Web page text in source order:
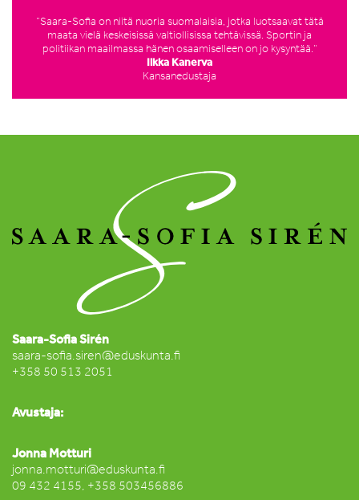
”Saara-Sofia on niitä nuoria suomalaisia, jotka luotsaavat tätä
maata vielä keskeisissä valtiollisissa tehtävissä. Sportin ja
politiikan maailmassa hänen osaamiselleen on jo kysyntää.”
Ilkka Kanerva
Kansanedustaja
Saara-Sofia Sirén
saara-sofia.siren@eduskunta.fi
+358 50 513 2051
Avustaja:
Jonna Motturi
jonna.motturi@eduskunta.fi
09 432 4155, +358 503456886